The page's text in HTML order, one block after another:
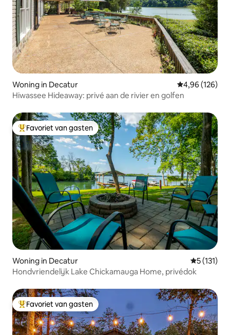
Woning in Decatur Gemiddelde
4,96 (126)
Hiwassee Hideaway: privé aan de rivier en golfen
Topfavoriet van gasten
Favoriet van gasten
Woning in Decatur
5 (131)
Hondvriendelijk Lake Chickamauga Home, privédok
Topfavoriet van gasten
Favoriet van gasten